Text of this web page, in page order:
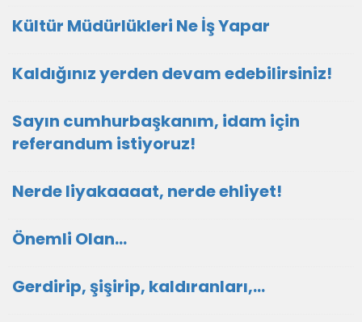
Kültür Müdürlükleri Ne İş Yapar
Kaldığınız yerden devam edebilirsiniz!
Sayın cumhurbaşkanım, idam için
referandum istiyoruz!
Nerde liyakaaaat, nerde ehliyet!
Önemli Olan…
Gerdirip, şişirip, kaldıranları,...